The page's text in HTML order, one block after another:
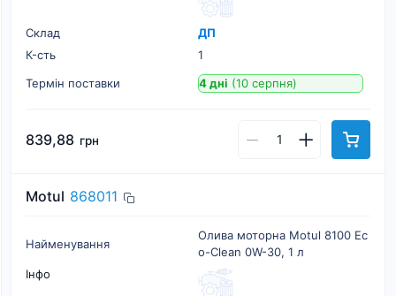
Склад
ДП
К-cть
1
Термін поставки
4 дні (10 серпня)
839,88 грн
Motul 868011
Найменування
Олива моторна Motul 8100 Ec
o-Clean 0W-30, 1 л
Інфо